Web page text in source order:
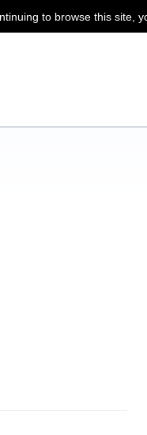
to browse this site,